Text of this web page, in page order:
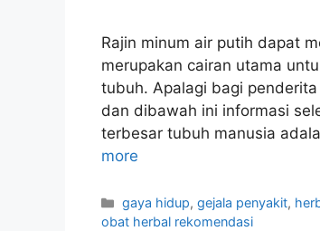
Rajin minum air putih dapat
merupakan cairan utama
tubuh. Apalagi bagi
dan dibawah ini informasi
terbesar tubuh manusia
more
C
a
gaya hidup,gejala penyakit,
obat herbal rekomendasi